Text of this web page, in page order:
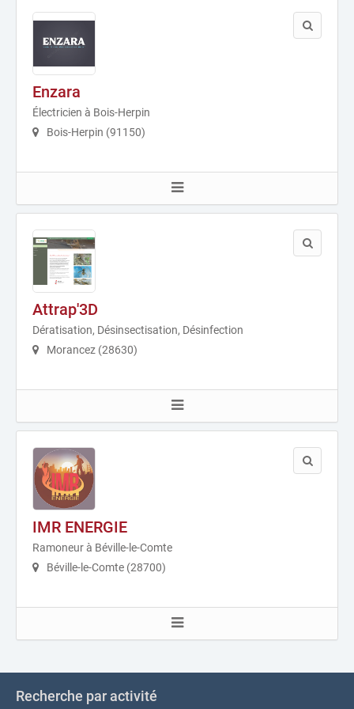
Enzara
Électricien à Bois-Herpin
Bois-Herpin (91150)
Attrap'3D
Dératisation, Désinsectisation, Désinfection
Morancez (28630)
IMR ENERGIE
Ramoneur à Béville-le-Comte
Béville-le-Comte (28700)
Recherche par activité